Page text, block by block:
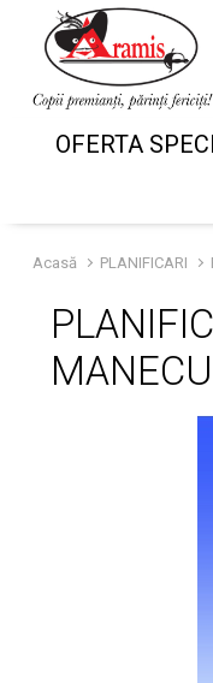
OFERTA
Acasă PLANIFICARI